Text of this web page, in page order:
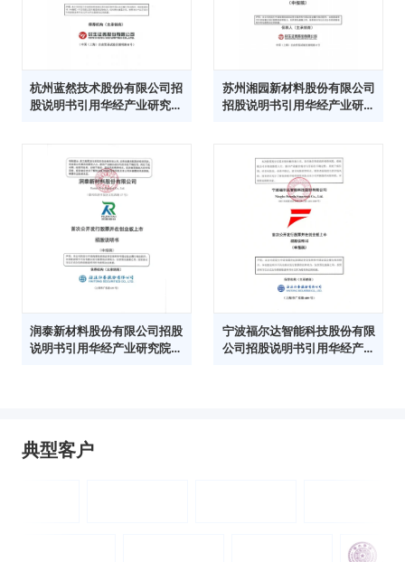
杭州蓝然技术股份有限公司招
股说明书引用华经产业研究院
苏州湘园新材料股份有限公司
招股说明书引用华经产业研究
润泰新材料股份有限公司招股
说明书引用华经产业研究院数
宁波福尔达智能科技股份有限
公司招股说明书引用华经产业
典型客户